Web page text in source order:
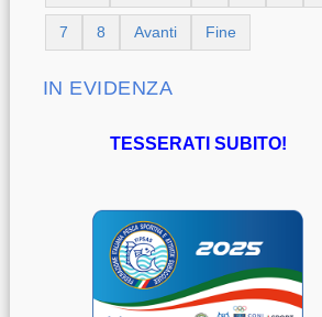
7 8 Avanti Fine
IN EVIDENZA
TESSERATI SUBITO!